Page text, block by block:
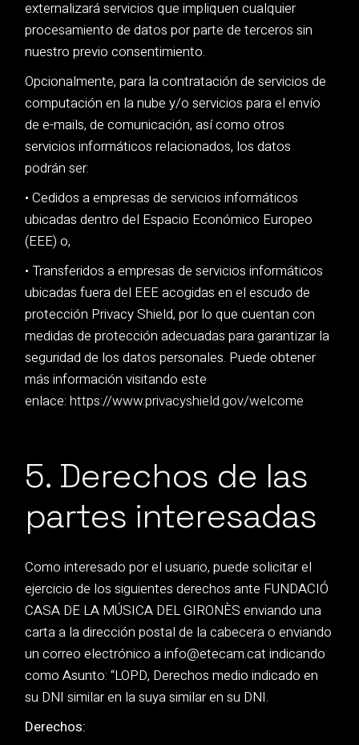
externalizará servicios que impliquen cualquier
procesamiento de datos por parte de terceros sin
nuestro previo consentimiento.
Opcionalmente, para la contratación de servicios de
computación en la nube y/o servicios para el envío
de e-mails, de comunicación, así como otros
servicios informáticos relacionados, los datos
podrán ser:
• Cedidos a empresas de servicios informáticos
ubicadas dentro del Espacio Económico Europeo
(EEE) o,
• Transferidos a empresas de servicios informáticos
ubicadas fuera del EEE acogidas en el escudo de
protección Privacy Shield, por lo que cuentan con
medidas de protección adecuadas para garantizar la
seguridad de los datos personales. Puede obtener
más información visitando este
enlace:https://www.privacyshield.gov/welcome
5. Derechos de las
partes interesadas
Como interesado por el usuario, puede solicitar el
ejercicio de los siguientes derechos ante FUNDACIÓ
CASA DE LA MÚSICA DEL GIRONÈS enviando una
carta a la dirección postal de la cabecera o enviando
un correo electrónico a info@etecam.cat indicando
como Asunto: “LOPD, Derechos medio indicado en
su DNI similar en la suya similar en su DNI.
Derechos: